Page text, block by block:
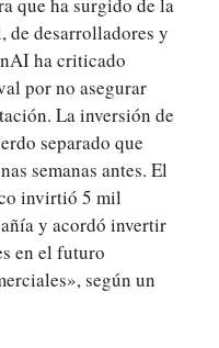
que ha surgido de la
de desarrolladores y
ha criticado
por no asegurar
La inversión de
separado que
semanas antes. El
invirtió 5 mil
y acordó invertir
en el futuro
según un